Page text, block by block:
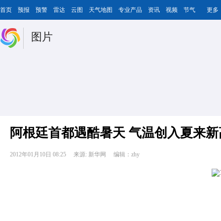
首页 预报 预警 雷达 云图 天气地图 专业产品 资讯 视频 节气 更多
图片
阿根廷首都遇酷暑天 气温创入夏来
2012年01月10日 08:25 来源: 新华网 编辑：zhy